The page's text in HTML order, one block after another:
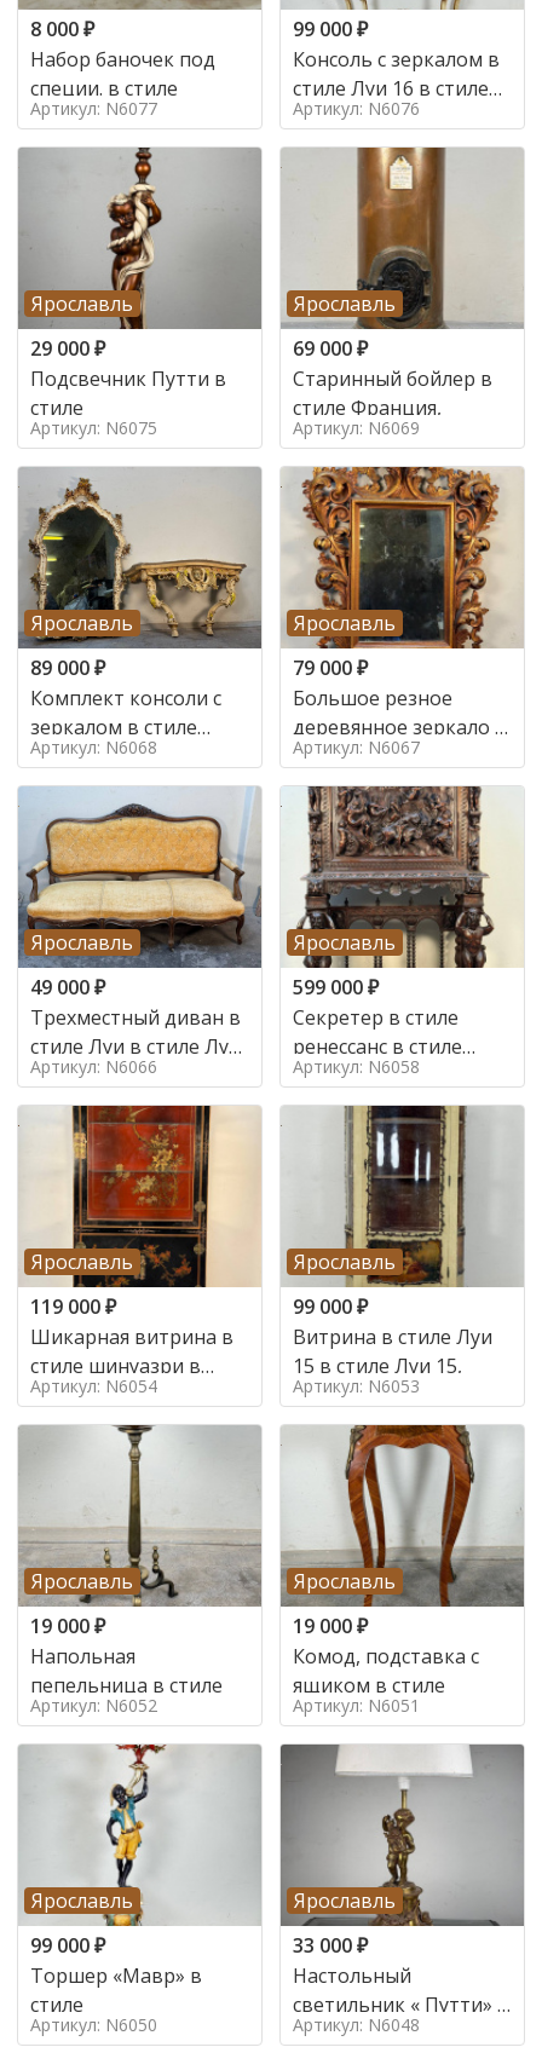
8 000₽
Набор баночек под
специи. в стиле
Артикул: N6077
99 000₽
Консоль с зеркалом в
стиле Луи 16 в стиле
Луи 16, Италия,
Артикул: N6076
Ярославль
29 000₽
Подсвечник Путти в
стиле
Артикул: N6075
Ярославль
69 000₽
Старинный бойлер в
стиле Франция,
Артикул: N6069
Ярославль
89 000₽
Комплект консоли с
зеркалом в стиле
ренессанс,
Артикул: N6068
Ярославль
79 000₽
Большое резное
деревянное зеркало с
золочением в стиле
Артикул: N6067
Ярославль
49 000₽
Трехместный диван в
стиле Луи в стиле Луи
16,
Артикул: N6066
Ярославль
599 000₽
Секретер в стиле
ренессанс в стиле
ренессанс, 19 век
Артикул: N6058
Ярославль
119 000₽
Шикарная витрина в
стиле шинуазри в
стиле шинуазри,
Артикул: N6054
Ярославль
99 000₽
Витрина в стиле Луи
15 в стиле Луи 15,
Артикул: N6053
Ярославль
19 000₽
Напольная
пепельница в стиле
Артикул: N6052
Ярославль
19 000₽
Комод, подставка с
ящиком в стиле
Артикул: N6051
Ярославль
99 000₽
Торшер «Мавр» в
стиле
Артикул: N6050
Ярославль
33 000₽
Настольный
светильник « Путти» в
стиле
Артикул: N6048